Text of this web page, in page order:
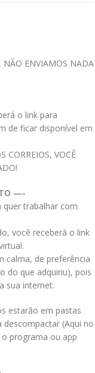
, NÃO ENVIAMOS NADA
o link para
de ficar disponível em
CORREIOS, VOCÊ
—-
trabalhar com
você receberá o link
calma, de preferência
do que adquiriu), pois
sua internet.
estarão em pastas
descompactar (Aqui no
programa ou app